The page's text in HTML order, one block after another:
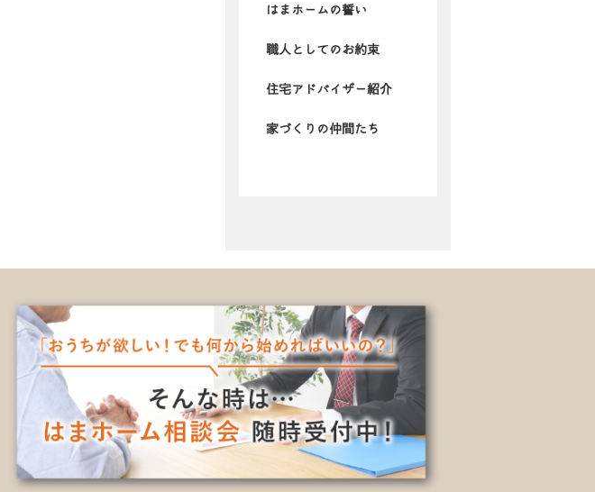
はまホームの誓い
職人としてのお約束
住宅アドバイザー紹介
家づくりの仲間たち